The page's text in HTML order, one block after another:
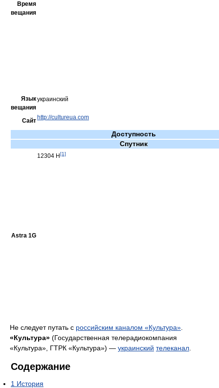
Время
вещания
Язык
вещания
украинский
Сайт http://cultureua.com
Доступность
Спутник
Astra 1G
12304 H[1]
Не следует путать с российским каналом «Культура»
«Культура» (Государственная телерадиокомпания
«Культура», ГТРК «Культура») — украинский телеканал
Содержание
1 История